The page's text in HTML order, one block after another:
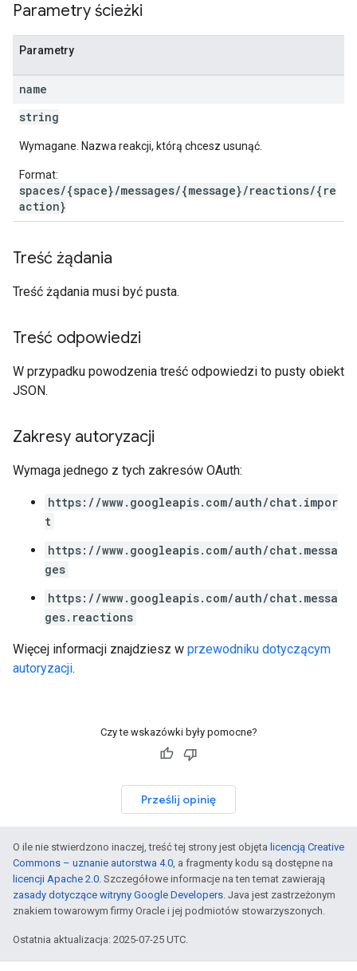
Parametry ścieżki
Parametry
name
string
Wymagane. Nazwa reakcji, którą chcesz usunąć.
Format:
spaces/{space}/messages/{message}/reactions/{re
action}
Treść żądania
Treść żądania musi być pusta.
Treść odpowiedzi
W przypadku powodzenia treść odpowiedzi to pusty obiekt
JSON.
Zakresy autoryzacji
Wymaga jednego z tych zakresów OAuth:
https://www.googleapis.com/auth/chat.impor
t
https://www.googleapis.com/auth/chat.messa
ges
https://www.googleapis.com/auth/chat.messa
ges.reactions
Więcej informacji znajdziesz w przewodniku dotyczącym
autoryzacji.
Czy te wskazówki były pomocne?
Prześlij opinię
O ile nie stwierdzono inaczej, treść tej strony jest objęta licencją Creative
Commons – uznanie autorstwa 4.0, a fragmenty kodu są dostępne na
licencji Apache 2.0. Szczegółowe informacje na ten temat zawierają
zasady dotyczące witryny Google Developers. Java jest zastrzeżonym
znakiem towarowym firmy Oracle i jej podmiotów stowarzyszonych.
Ostatnia aktualizacja: 2025-07-25 UTC.